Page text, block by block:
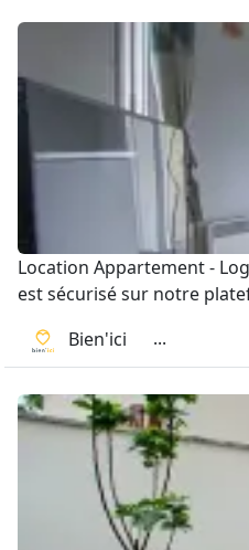
Location Appartement -
est sécurisé sur notre
Bien'ici
...